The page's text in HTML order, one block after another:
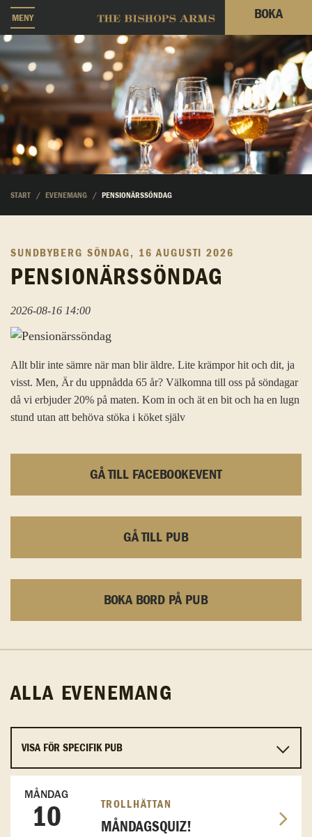
MENY BOKA
START EVENEMANG PENSIONÄRSSÖNDAG
SUNDBYBERG SÖNDAG, 16 AUGUSTI 2026
PENSIONÄRSSÖNDAG
2026-08-16 14:00
Allt blir inte sämre när man blir äldre. Lite krämpor hit och dit, ja
visst. Men, Är du uppnådda 65 år? Välkomna till oss på söndagar
då vi erbjuder 20% på maten. Kom in och ät en bit och ha en lugn
stund utan att behöva stöka i köket själv
GÅ TILL FACEBOOKEVENT
GÅ TILL PUB
BOKA BORD PÅ PUB
ALLA EVENEMANG
MÅNDAG
10 TROLLHÄTTAN
MÅNDAGSQUIZ!